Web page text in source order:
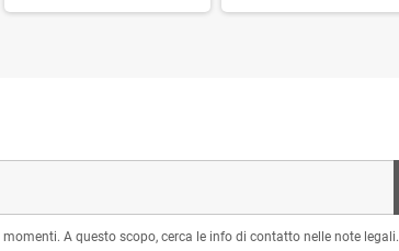
A questo scopo, cerca le info di contatto nelle note legali.